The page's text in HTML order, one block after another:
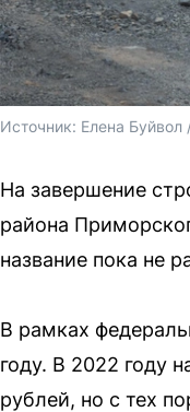
Источник: Елена Буйвол
На завершение
района
название пока не
В рамках
году. В 2022 году
рублей, но с тех